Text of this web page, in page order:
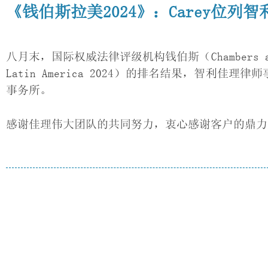
《钱伯斯拉美2024》：Carey位列智
八月末，国际权威法律评级机构钱伯斯（
Latin America 2024）的排名结果，智利佳理律师
事务所。
感谢佳理伟大团队的共同努力，衷心感谢客户的鼎